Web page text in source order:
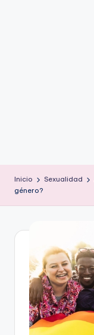
Inicio Sexualidad
género?